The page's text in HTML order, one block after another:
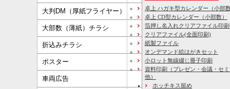
大判DM（厚紙フライヤー）
大部数（薄紙）チラシ
折込みチラシ
ポスター
車両広告
卓上 ハガキ型カレンダー（小部
卓上 CD型カレンダー（小部数）
箔押し名入れクリアファイル印刷
クリアファイル(全面印刷)
紙製ファイル
オンデマンド絵はがきセット
小ロット無線綴じ冊子印刷
資料印刷
（プレゼン・会議・セ
他）
ホッチキス留め